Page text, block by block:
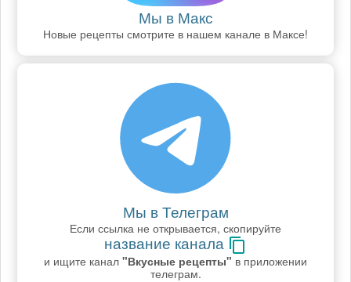
Мы в Макс
Новые рецепты смотрите в нашем канале в Максе!
Мы в Телеграм
Если ссылка не открывается, скопируйте
название канала
и ищите канал "Вкусные рецепты" в приложении
телеграм.